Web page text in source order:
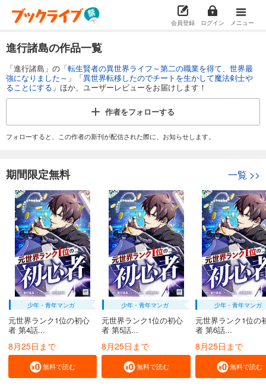
会員登録 ログイン メニュー
進行諸島の作品一覧
「進行諸島」の「転生賢者の異世界ライフ～第二の職業を得て、世界最
強になりました～ 」「異世界転移したのでチートを生かして魔法剣士や
ることにする 」ほか、ユーザーレビューをお届けします！
作者をフォローする
フォローすると、この作者の新刊が配信された際に、お知らせします。
期間限定無料 一覧 >>
少年・青年マンガ
元世界ランク1位の初心
者 第4話...
8月25日まで
無料で読む
少年・青年マンガ
元世界ランク1位の初心
者 第5話...
8月25日まで
無料で読む
少年・青年マンガ
元世界ランク1位の
者 第6話...
8月25日まで
無料で読む